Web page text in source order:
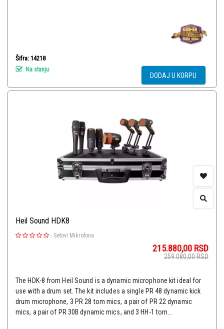
Šifra: 14218
Na stanju
DODAJ U KORPU
Heil Sound HDK8
- Setovi Mikrofona
215.880,00 RSD
259.080,00RSD
The HDK-8 from Heil Sound is a dynamic microphone kit ideal for
use with a drum set. The kit includes a single PR 48 dynamic kick
drum microphone, 3 PR 28 tom mics, a pair of PR 22 dynamic
mics, a pair of PR 30B dynamic mics, and 3 HH-1 tom...